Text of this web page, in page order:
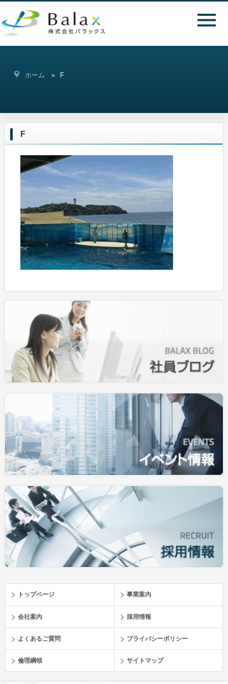
ホーム F
F
トップページ 事業案内
会社案内 採用情報
よくあるご質問 プライバシーポリシー
倫理綱領 サイトマップ